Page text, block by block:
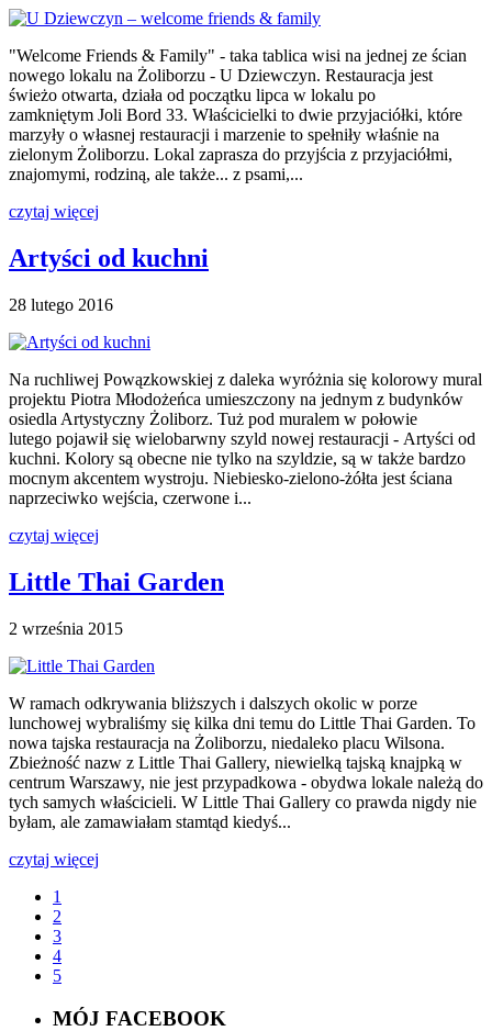
"Welcome Friends & Family" - taka tablica wisi na jednej ze ścian
nowego lokalu na Żoliborzu - U Dziewczyn. Restauracja jest
świeżo otwarta, działa od początku lipca w lokalu po
zamkniętym Joli Bord 33. Właścicielki to dwie przyjaciółki, które
marzyły o własnej restauracji i marzenie to spełniły właśnie na
zielonym Żoliborzu. Lokal zaprasza do przyjścia z przyjaciółmi,
znajomymi, rodziną, ale także... z psami,...
czytaj więcej
Artyści od kuchni
28 lutego 2016
Na ruchliwej Powązkowskiej z daleka wyróżnia się kolorowy mural
projektu Piotra Młodożeńca umieszczony na jednym z budynków
osiedla Artystyczny Żoliborz. Tuż pod muralem w połowie
lutego pojawił się wielobarwny szyld nowej restauracji - Artyści od
kuchni. Kolory są obecne nie tylko na szyldzie, są w także bardzo
mocnym akcentem wystroju. Niebiesko-zielono-żółta jest ściana
naprzeciwko wejścia, czerwone i...
czytaj więcej
Little Thai Garden
2 września 2015
W ramach odkrywania bliższych i dalszych okolic w porze
lunchowej wybraliśmy się kilka dni temu do Little Thai Garden. To
nowa tajska restauracja na Żoliborzu, niedaleko placu Wilsona.
Zbieżność nazw z Little Thai Gallery, niewielką tajską knajpką w
centrum Warszawy, nie jest przypadkowa - obydwa lokale należą do
tych samych właścicieli. W Little Thai Gallery co prawda nigdy nie
byłam, ale zamawiałam stamtąd kiedyś...
czytaj więcej
1
2
3
4
5
MÓJ FACEBOOK